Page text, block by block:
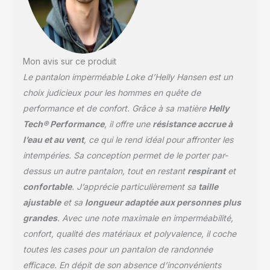
Mon avis sur ce produit
Le pantalon imperméable Loke d’Helly Hansen est un
choix judicieux pour les hommes en quête de
performance et de confort. Grâce à sa matière Helly
Tech® Performance, il offre une résistance accrue à
l’eau et au vent, ce qui le rend idéal pour affronter les
intempéries. Sa conception permet de le porter par-
dessus un autre pantalon, tout en restant respirantet
confortable. J’apprécie particulièrement sa taille
ajustableet sa longueur adaptée aux personnes plus
grandes. Avec une note maximale en imperméabilité,
confort, qualité des matériaux et polyvalence, il coche
toutes les cases pour un pantalon de randonnée
efficace. En dépit de son absence d’inconvénients